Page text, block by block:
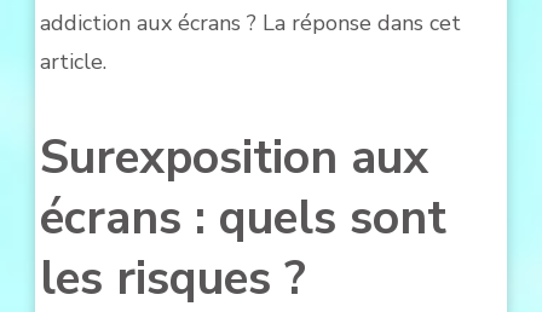
addiction aux écrans ? La réponse dans cet
article.
Surexposition aux
écrans : quels sont
les risques ?